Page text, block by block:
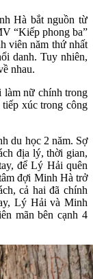
Hà bắt nguồn từ
“Kiếp phong ba”
viên năm thứ nhất
danh. Tuy nhiên,
nhau.
làm nữ chính trong
xúc trong công
du học 2 năm. Sợ
địa lý, thời gian,
để Lý Hải quên
đợi Minh Hà trở
cả hai đã chính
Lý Hải và Minh
mãn bên cạnh 4